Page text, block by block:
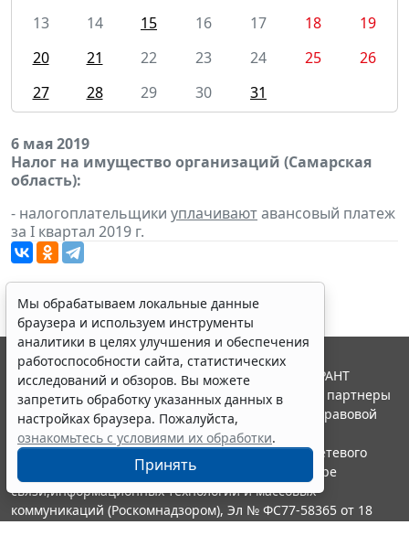
13
14 15 16 17 18
19
20
21 22 23 24 25
26
27
28 29 30 31
6 мая 2019
Налог на имущество организаций (Самарская
область):
- налогоплательщики уплачиваютавансовый платеж
за I квартал 2019 г.
Мы обрабатываем локальные данные
браузера и используем инструменты
аналитики в целях улучшения и обеспечения
работоспособности сайта, статистических
исследований и обзоров. Вы можете
запретить обработку указанных данных в
настройках браузера. Пожалуйста,
ознакомьтесь с условиями их обработки.
Принять
© ООО "НПП "ГАРАНТ-СЕРВИС", 2026. Система ГАРАНТ
выпускается с 1990 года. Компания "Гарант" и ее партнеры
являются участниками Российской ассоциации правовой
информации ГАРАНТ.
Портал ГАРАНТ.РУ зарегистрирован в качестве сетевого
издания Федеральной службой по надзору в сфере
связи,информационных технологий и массовых
коммуникаций (Роскомнадзором), Эл № ФС77-58365 от 18